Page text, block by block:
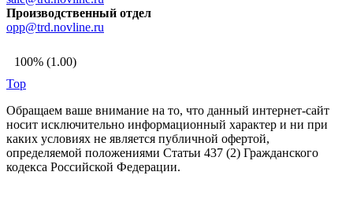
Производственный отдел
opp@trd.novline.ru
100% (1.00)
Top
Обращаем ваше внимание на то, что данный интернет-сайт
носит исключительно информационный характер и ни при
каких условиях не является публичной офертой,
определяемой положениями Статьи 437 (2) Гражданского
кодекса Российской Федерации.